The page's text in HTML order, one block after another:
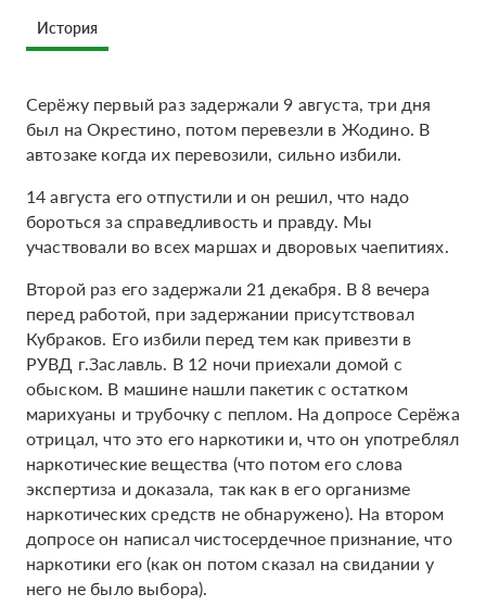
История
Серёжу первый раз задержали 9 августа, три дня
был на Окрестино, потом перевезли в Жодино. В
автозаке когда их перевозили, сильно избили.
14 августа его отпустили и он решил, что надо
бороться за справедливость и правду. Мы
участвовали во всех маршах и дворовых чаепитиях.
Второй раз его задержали 21 декабря. В 8 вечера
перед работой, при задержании присутствовал
Кубраков. Его избили перед тем как привезти в
РУВД г.Заславль. В 12 ночи приехали домой с
обыском. В машине нашли пакетик с остатком
марихуаны и трубочку с пеплом. На допросе Серёжа
отрицал, что это его наркотики и, что он употреблял
наркотические вещества (что потом его слова
экспертиза и доказала, так как в его организме
наркотических средств не обнаружено). На втором
допросе он написал чистосердечное признание, что
наркотики его (как он потом сказал на свидании у
него не было выбора).